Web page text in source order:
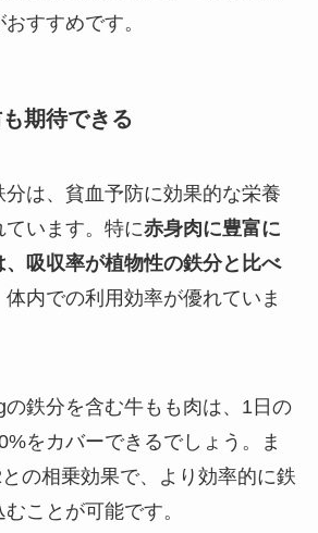
すすめです。
期待できる
は、貧血予防に効果的な栄養
います。特に赤身肉に豊富に
吸収率が植物性の鉄分と比べ
体内での利用効率が優れていま
の鉄分を含む牛もも肉は、1日の
をカバーできるでしょう。ま
の相乗効果で、より効率的に鉄
ことが可能です。